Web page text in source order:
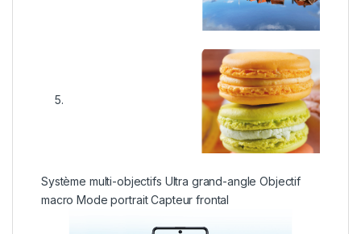
Système multi-objectifs Ultra grand-angle Objectif
macro Mode portrait Capteur frontal